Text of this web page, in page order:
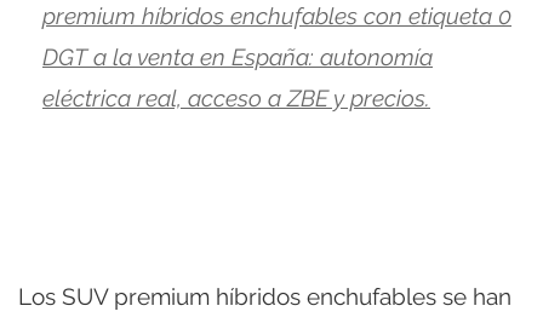
premium híbridos enchufables con etiqueta 0
DGT a la venta en España: autonomía
eléctrica real, acceso a ZBE y precios.
Los SUV premium híbridos enchufables se han